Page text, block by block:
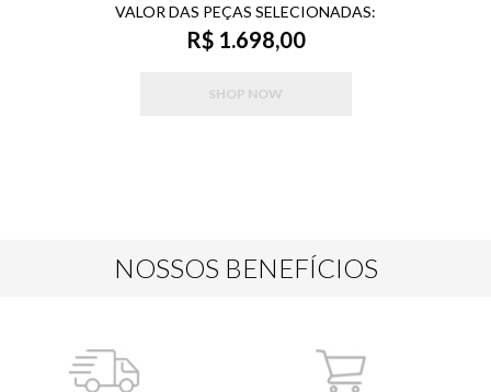
VALOR DAS PEÇAS SELECIONADAS:
R$ 1.698,00
SHOP NOW
NOSSOS BENEFÍCIOS